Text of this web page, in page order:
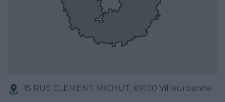
15 RUE CLEMENT MICHUT, 69100 Villeurbanne